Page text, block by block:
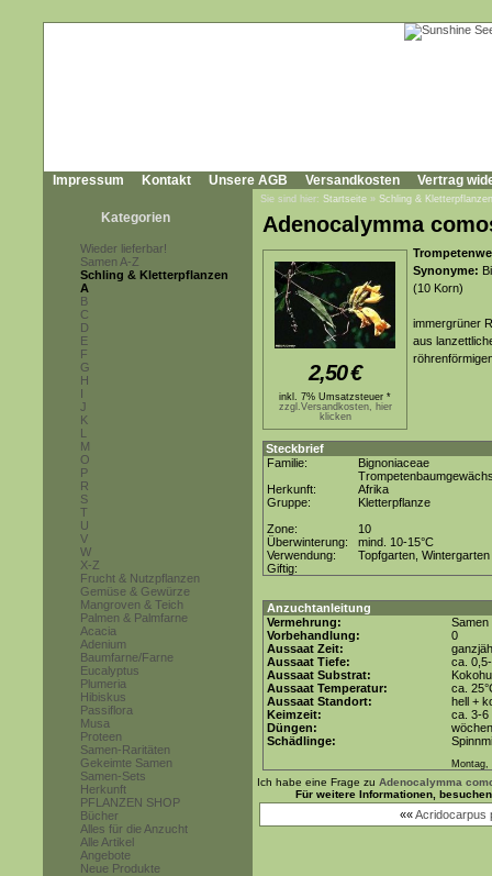
Impressum Kontakt Unsere AGB Versandkosten Vertrag
Kategorien
Wieder lieferbar!
Samen A-Z
Schling & Kletterpflanzen
A
B
C
D
E
F
G
H
I
J
K
L
M
O
P
R
S
T
U
V
W
X-Z
Frucht & Nutzpflanzen
Gemüse & Gewürze
Mangroven & Teich
Palmen & Palmfarne
Acacia
Adenium
Baumfarne/Farne
Eucalyptus
Plumeria
Hibiskus
Passiflora
Musa
Proteen
Samen-Raritäten
Gekeimte Samen
Samen-Sets
Herkunft
PFLANZEN SHOP
Bücher
Alles für die Anzucht
Alle Artikel
Angebote
Neue Produkte
Sie sind hier: Startseite » Schling & Kletterpflanzen
Adenocalymma
2,50€
inkl. 7% Umsatzsteuer *
zzgl.Versandkosten, hier
klicken
Synonyme:
(10 Korn)
immergrüner
aus
Steckbrief
Familie:
Bignoniaceae
Herkunft:
Afrika
Gruppe:
Kletterpflanze
Zone:
10
Überwinterung:
mind. 10-15°C
Verwendung:
Topfgarten, Wintergarten
Giftig:
Anzuchtanleitung
Vermehrung:
Samen
Vorbehandlung:
0
Aussaat Zeit:
Aussaat Tiefe:
ca.
Aussaat Substrat:
Aussaat Temperatur:
ca.
Aussaat Standort:
hell +
Keimzeit:
ca. 3-6
Düngen:
Schädlinge:
Montag,
Ich habe eine Frage zu Adenocalymma
Für weitere Informationen,
««Acridocarpus